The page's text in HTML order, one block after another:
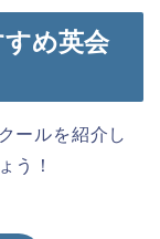
め英会
ールを紹介し
う！